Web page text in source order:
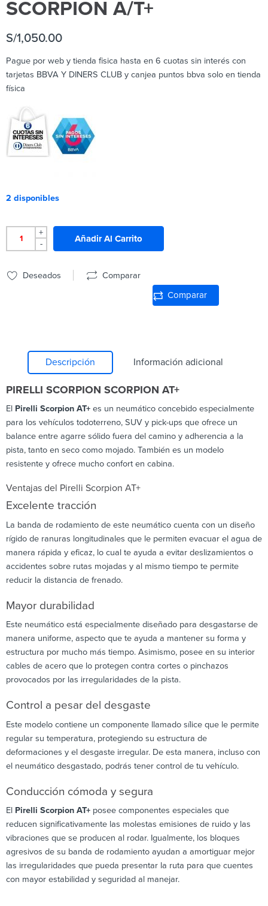
SCORPION A/T+
S/1,050.00
Pague por web y tienda fisica hasta en 6 cuotas sin interés con
tarjetas BBVA Y DINERS CLUB y canjea puntos bbva solo en tienda
física
2 disponibles
+
-
Añadir Al Carrito
Deseados Comparar
Comparar
Descripción Información adicional
PIRELLI SCORPION SCORPION AT+
El Pirelli Scorpion AT+ es un neumático concebido especialmente
para los vehículos todoterreno, SUV y pick-ups que ofrece un
balance entre agarre sólido fuera del camino y adherencia a la
pista, tanto en seco como mojado. También es un modelo
resistente y ofrece mucho confort en cabina.
Ventajas del Pirelli Scorpion AT+
Excelente tracción
La banda de rodamiento de este neumático cuenta con un diseño
rígido de ranuras longitudinales que le permiten evacuar el agua de
manera rápida y eficaz, lo cual te ayuda a evitar deslizamientos o
accidentes sobre rutas mojadas y al mismo tiempo te permite
reducir la distancia de frenado.
Mayor durabilidad
Este neumático está especialmente diseñado para desgastarse de
manera uniforme, aspecto que te ayuda a mantener su forma y
estructura por mucho más tiempo. Asimismo, posee en su interior
cables de acero que lo protegen contra cortes o pinchazos
provocados por las irregularidades de la pista.
Control a pesar del desgaste
Este modelo contiene un componente llamado sílice que le permite
regular su temperatura, protegiendo su estructura de
deformaciones y el desgaste irregular. De esta manera, incluso con
el neumático desgastado, podrás tener control de tu vehículo.
Conducción cómoda y segura
El Pirelli Scorpion AT+ posee componentes especiales que
reducen significativamente las molestas emisiones de ruido y las
vibraciones que se producen al rodar. Igualmente, los bloques
agresivos de su banda de rodamiento ayudan a amortiguar mejor
las irregularidades que pueda presentar la ruta para que cuentes
con mayor estabilidad y seguridad al manejar.